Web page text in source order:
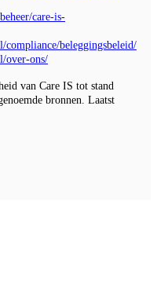
care-is-
compliance/beleggingsbeleid/
over-ons/
van Care IS tot stand
bronnen. Laatst